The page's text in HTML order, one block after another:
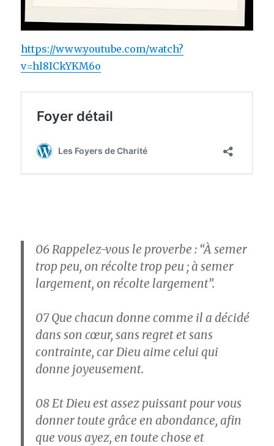
https://www.youtube.com/watch?
v=hl8ICkYKM6o
06Rappelez-vous le proverbe : “À semer
trop peu, on récolte trop peu ; à semer
largement, on récolte largement”.
07Que chacun donne comme il a décidé
dans son cœur, sans regret et sans
contrainte, car Dieu aime celui qui
donne joyeusement.
08Et Dieu est assez puissant pour vous
donner toute grâce en abondance, afin
que vous ayez, en toute chose et